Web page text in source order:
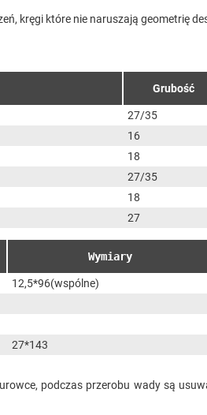
kręgi które nie naruszają geometrię
Grubość
27/35
16
18
27/35
18
27
Wymiary
12,5*96(wspólne)
27*143
podczas przerobu wady są